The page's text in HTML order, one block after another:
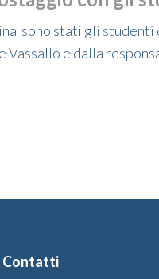
sono stati gli
Vassallo e dalla
Contatti